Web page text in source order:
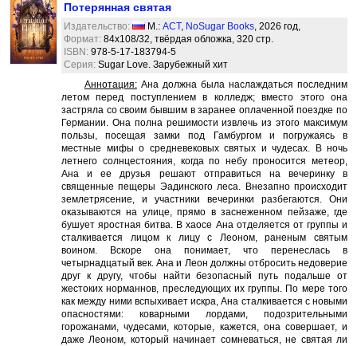
Потерянная святая
Издательство: М.: АСТ, NoSugar Books, 2026 год,
Формат: 84x108/32, твёрдая обложка, 320 стр.
ISBN: 978-5-17-183794-5
Серия: Sugar Love. Зарубежный хит
Аннотация:Ана должна была наслаждаться последним
летом перед поступлением в колледж; вместо этого она
застряла со своим бывшим в заранее оплаченной поездке по
Германии. Она полна решимости извлечь из этого максимум
пользы, посещая замки под Гамбургом и погружаясь в
местные мифы о средневековых святых и чудесах. В ночь
летнего солнцестояния, когда по небу проносится метеор,
Ана и ее друзья решают отправиться на вечеринку в
священные пещеры Эадинского леса. Внезапно происходит
землетрясение, и участники вечеринки разбегаются. Они
оказываются на улице, прямо в заснеженном пейзаже, где
бушует яростная битва. В хаосе Ана отделяется от группы и
сталкивается лицом к лицу с Леоном, раненым святым
воином. Вскоре она понимает, что перенеслась в
четырнадцатый век. Ана и Леон должны отбросить недоверие
друг к другу, чтобы найти безопасный путь подальше от
жестоких норманнов, преследующих их группы. По мере того
как между ними вспыхивает искра, Ана сталкивается с новыми
опасностями: коварными лордами, подозрительными
горожанами, чудесами, которые, кажется, она совершает, и
даже Леоном, который начинает сомневаться, не святая ли